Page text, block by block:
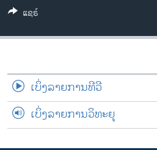
ລາຍງານ
ຕິດຕາມພວກເຮົາ ທີ່
ແຊຣ໌
ເບິ່ງລາຍການທີວີ
ເບິ່ງລາຍການວິທະຍຸ